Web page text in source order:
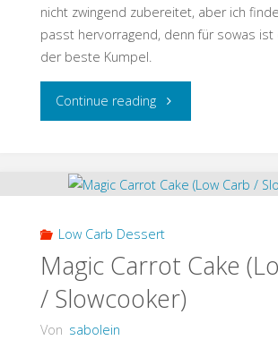
nicht zwingend zubereitet, aber ich
passt hervorragend, denn für sowas ist
der beste Kumpel.
Continue reading"Pottsuse
dem
Carb
Low Carb Dessert
Magic Carrot Cake
/ Slowcooker)
Von sabolein